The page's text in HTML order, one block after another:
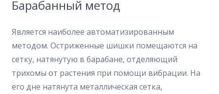
Барабанный метод
Является наиболее автоматизированным
методом. Остриженные шишки помещаются на
сетку, натянутую в барабане, отделяющий
трихомы от растения при помощи вибрации. На
его дне натянута металлическая сетка,